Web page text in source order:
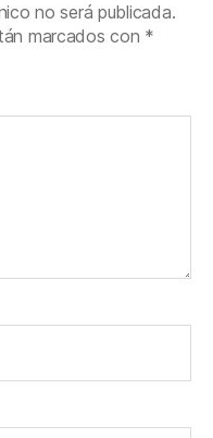
no será publicada.
marcados con *